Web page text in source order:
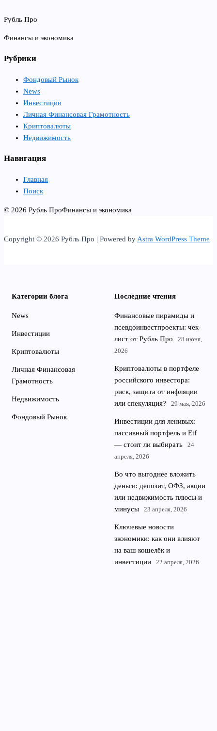
Рубль Про
Финансы и экономика
Рубрики
Фондовый Рынок
News
Инвестиции
Личная Финансовая Грамотность
Криптовалюты
Недвижимость
Навигация
Главная
Поиск
© 2026 Рубль ПроФинансы и экономика
Copyright © 2026 Рубль Про | Powered by Astra WordPress Theme
Категории блога
News
Инвестиции
Криптовалюты
Личная Финансовая
Грамотность
Недвижимость
Фондовый Рынок
Последние чтения
Финансовые пирамиды и
псевдоинвестпроекты: чек-
лист от Рубль Про
28 июня,
2026
Криптовалюты в портфеле
российского инвестора:
риск, защита от инфляции
или спекуляция?
29 мая, 2026
Инвестиции для ленивых:
пассивный портфель и Etf
— стоит ли выбирать
24
апреля, 2026
Во что выгоднее вложить
деньги: депозит, ОФЗ, акции
или недвижимость плюсы и
минусы
23 апреля, 2026
Ключевые новости
экономики: как они влияют
на ваш кошелёк и
инвестиции
22 апреля, 2026